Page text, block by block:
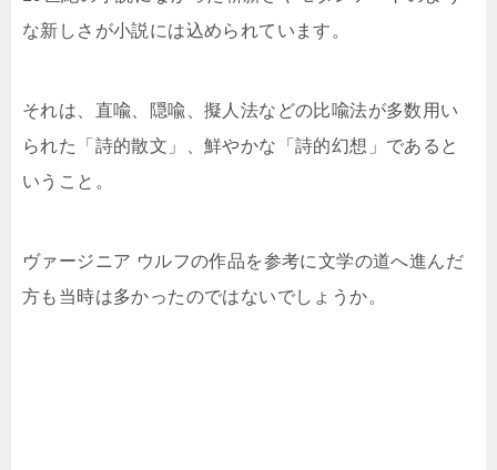
な新しさが小説には込められています。
それは、直喩、隠喩、擬人法などの比喩法が多数用い
られた「詩的散文」、鮮やかな「詩的幻想」であると
いうこと。
ヴァージニア ウルフの作品を参考に文学の道へ進んだ
方も当時は多かったのではないでしょうか。